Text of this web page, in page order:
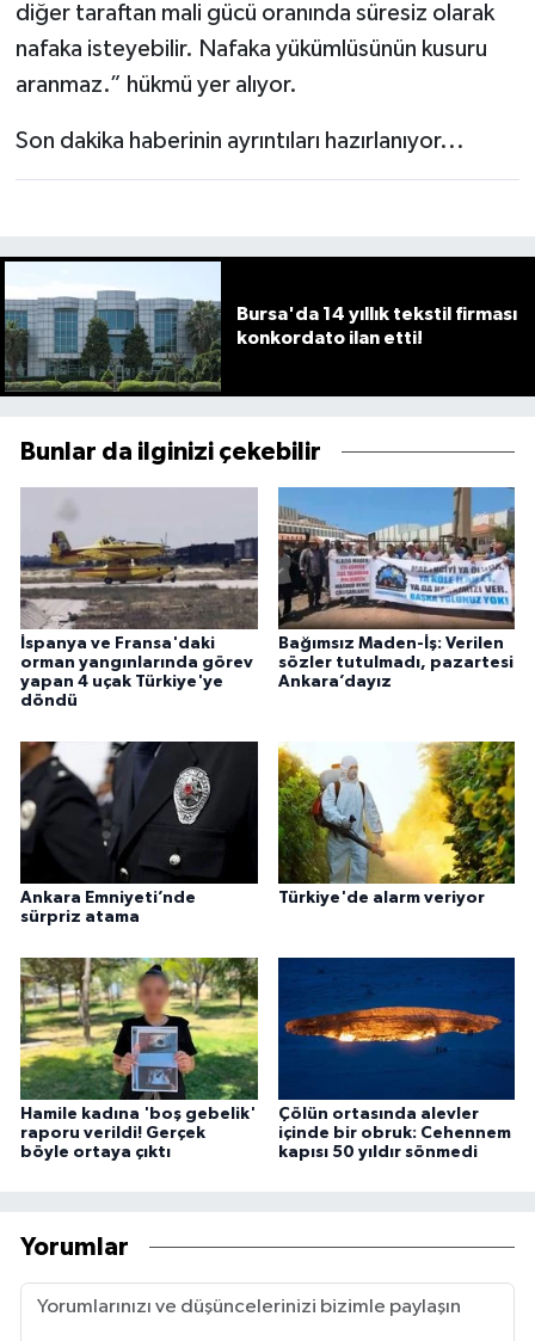
diğer taraftan mali gücü oranında süresiz olarak
nafaka isteyebilir. Nafaka yükümlüsünün kusuru
aranmaz.” hükmü yer alıyor.
Son dakika haberinin ayrıntıları hazırlanıyor...
Bursa'da 14 yıllık tekstil firması
konkordato ilan etti!
Bunlar da ilginizi çekebilir
İspanya ve Fransa'daki
orman yangınlarında görev
yapan 4 uçak Türkiye'ye
döndü
Bağımsız Maden-İş: Verilen
sözler tutulmadı, pazartesi
Ankara’dayız
Ankara Emniyeti’nde
sürpriz atama
Türkiye'de alarm veriyor
Hamile kadına 'boş gebelik'
raporu verildi! Gerçek
böyle ortaya çıktı
Çölün ortasında alevler
içinde bir obruk: Cehennem
kapısı 50 yıldır sönmedi
Yorumlar